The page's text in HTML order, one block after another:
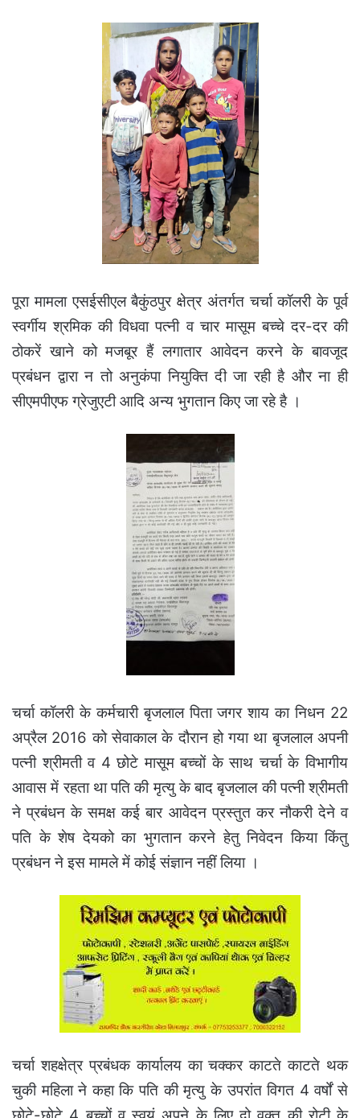
पूरा मामला एसईसीएल बैकुंठपुर क्षेत्र अंतर्गत चर्चा कॉलरी के पूर्व
स्वर्गीय श्रमिक की विधवा पत्नी व चार मासूम बच्चे दर-दर की
ठोकरें खाने को मजबूर हैं लगातार आवेदन करने के बावजूद
प्रबंधन द्वारा न तो अनुकंपा नियुक्ति दी जा रही है और ना ही
सीएमपीएफ ग्रेजुएटी आदि अन्य भुगतान किए जा रहे है ।
चर्चा कॉलरी के कर्मचारी बृजलाल पिता जगर शाय का निधन 22
अप्रैल 2016 को सेवाकाल के दौरान हो गया था बृजलाल अपनी
पत्नी श्रीमती व 4 छोटे मासूम बच्चों के साथ चर्चा के विभागीय
आवास में रहता था पति की मृत्यु के बाद बृजलाल की पत्नी श्रीमती
ने प्रबंधन के समक्ष कई बार आवेदन प्रस्तुत कर नौकरी देने व
पति के शेष देयको का भुगतान करने हेतु निवेदन किया किंतु
प्रबंधन ने इस मामले में कोई संज्ञान नहीं लिया ।
चर्चा शहक्षेत्र प्रबंधक कार्यालय का चक्कर काटते काटते थक
चुकी महिला ने कहा कि पति की मृत्यु के उपरांत विगत 4 वर्षों से